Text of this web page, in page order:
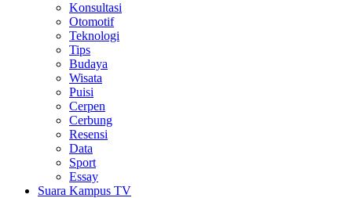
Konsultasi
Otomotif
Teknologi
Tips
Budaya
Wisata
Puisi
Cerpen
Cerbung
Resensi
Data
Sport
Essay
Suara Kampus TV